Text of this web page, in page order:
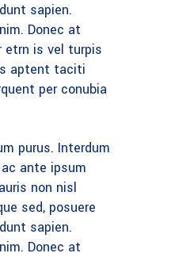
sapien.
Donec at
etrn is vel turpis
aptent taciti
per conubia
purus. Interdum
ante ipsum
non nisl
sed, posuere
sapien.
Donec at